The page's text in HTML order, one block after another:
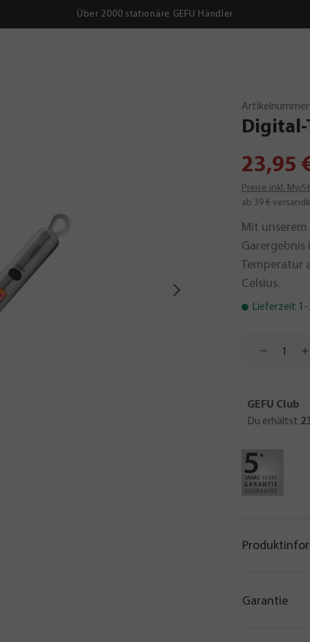
Über 2000 stationäre GEFU Händler
Artikelnummer:
23,95
Preise inkl.
ab 39 €
Mit
Temperatur
Celsius.
Lieferzeit 1-
GEFU Club
Du erhältst
Garantie